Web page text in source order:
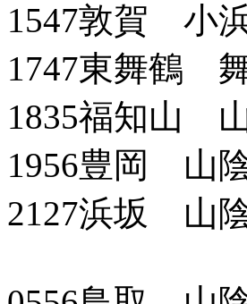
1547敦賀 小
1747東舞鶴
1835福知山
1956豊岡 山
2127浜坂 山